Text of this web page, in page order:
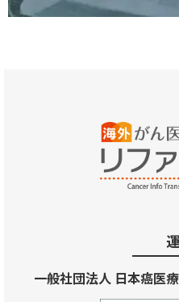
一般社団法人 日本癌医